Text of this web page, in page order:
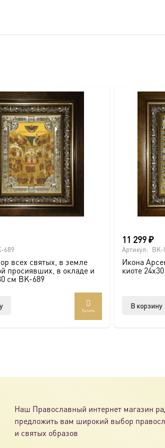
образов покровителей семьи).
Также можно заказать икону в окладе и
под заказ по вашим размерам.
689
всех святых, в земле
просиявших, в окладе и
см BK-689
Купить
11 299₽
Артикул: BK-
Икона
киоте
В корзину
Наш Православный интернет магазин
предложить вам широкий выбор
и святых образов